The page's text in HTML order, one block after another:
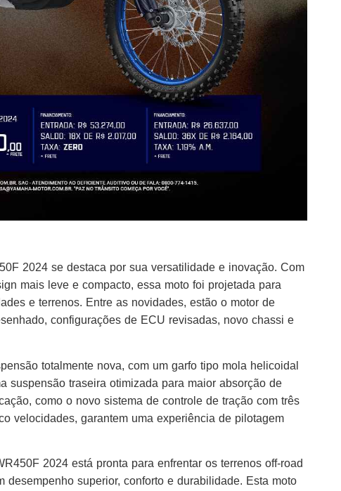
2024 se destaca por sua versatilidade e inovação. Com
mais leve e compacto, essa moto foi projetada para
e terrenos. Entre as novidades, estão o motor de
configurações de ECU revisadas, novo chassi e
totalmente nova, com um garfo tipo mola helicoidal
suspensão traseira otimizada para maior absorção de
como o novo sistema de controle de tração com três
velocidades, garantem uma experiência de pilotagem
2024 está pronta para enfrentar os terrenos off-road
desempenho superior, conforto e durabilidade. Esta moto